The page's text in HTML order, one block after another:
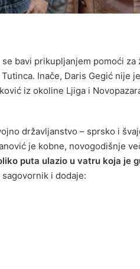
bavi prikupljanjem pomoći
Inače, Daris Gegić
iz okoline Ljiga i
državljanstvo – sprsko i
je kobne, novogodišnje
puta ulazio u vatru koja je
i dodaje: